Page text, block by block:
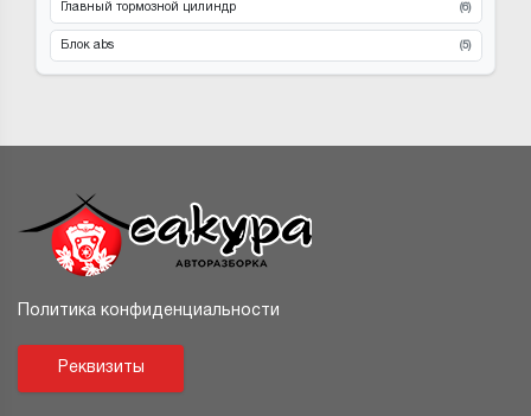
Главный тормозной цилиндр (6)
Блок abs (5)
Политика конфиденциальности
Реквизиты